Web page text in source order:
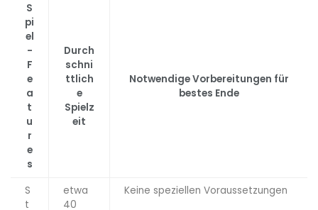
S
pi
el
-
F
e
a
t
u
r
e
s
Durch
schni
ttlich
e
Spielz
eit
Notwendige Vorbereitungen für
bestes Ende
S
t
etwa
40
Keine speziellen Voraussetzungen